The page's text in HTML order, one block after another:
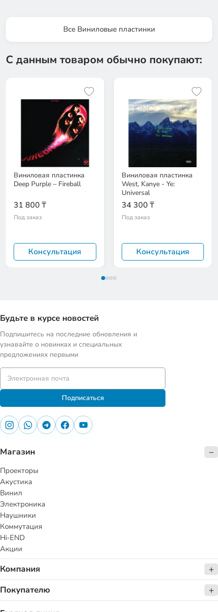
Все Виниловые пластинки
С данным товаром обычно покупают:
Виниловая пластинка
Deep Purple – Fireball
31 800 ₸
Под заказ
Консультация
Виниловая пластинка
West, Kanye - Ye:
Universal
34 300 ₸
Под заказ
Консультация
Будьте в курсе новостей
Подпишитесь на последние обновления и
узнавайте о новинках и специальных
предложениях первыми
Подписаться
Магазин
Проекторы
Акустика
Винил
Электроника
Наушники
Коммутация
Hi-END
Акции
Компания
Покупателю